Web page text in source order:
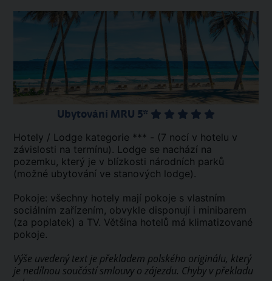
Ubytování MRU 5*
Hotely / Lodge kategorie *** - (7 nocí v hotelu v
závislosti na termínu). Lodge se nachází na
pozemku, který je v blízkosti národních parků
(možné ubytování ve stanových lodge).
Pokoje: všechny hotely mají pokoje s vlastním
sociálním zařízením, obvykle disponují i minibarem
(za poplatek) a TV. Většina hotelů má klimatizované
pokoje.
Výše uvedený text je překladem polského originálu, který
je nedílnou součástí smlouvy o zájezdu. Chyby v překladu